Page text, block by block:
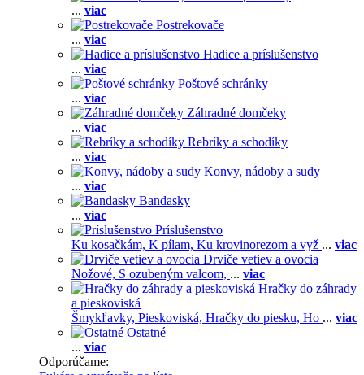
... viac
Postrekovače
... viac
Hadice a príslušenstvo
... viac
Poštové schránky
... viac
Záhradné domčeky
... viac
Rebríky a schodíky
... viac
Konvy, nádoby a sudy
... viac
Bandasky
... viac
Príslušenstvo
Ku kosačkám, K pílam, Ku krovinorezom a vyž ... viac
Drviče vetiev a ovocia
Nožové, S ozubeným valcom, ... viac
Hračky do záhrady
a pieskoviská
Šmykľavky, Pieskoviská, Hračky do piesku, Ho ... viac
Ostatné
... viac
Odporúčame: